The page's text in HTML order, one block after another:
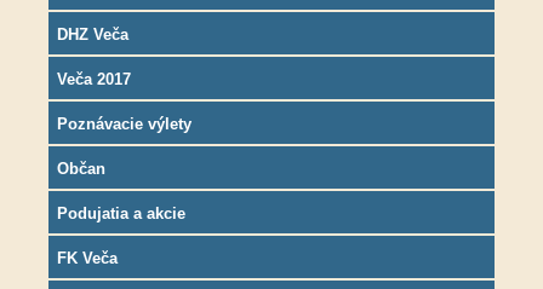
DHZ Veča
Veča 2017
Poznávacie výlety
Občan
Podujatia a akcie
FK Veča